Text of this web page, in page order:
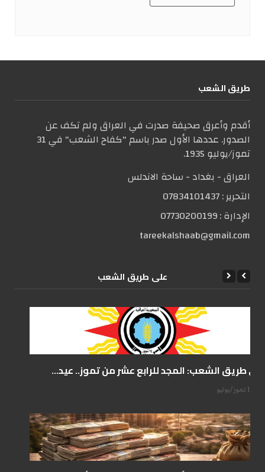
طریق الشعب
أقدم وأعرق صحيفة صدرت في العراق ولم تكف عن
الصدور. عددها الأول صدر باسم "كفاح الشعب" في 31
تموز/يوليو 1935.
العراق - بغداد - ساحة الاندلس
التحریر :07834101437
الإدارة :07730200199
tareekalshaab@gmail.com
علی طریق الشعب
على طريق الشعب: المجد للرابع عشر من تموز.. عيد...
14 تموز/يوليو